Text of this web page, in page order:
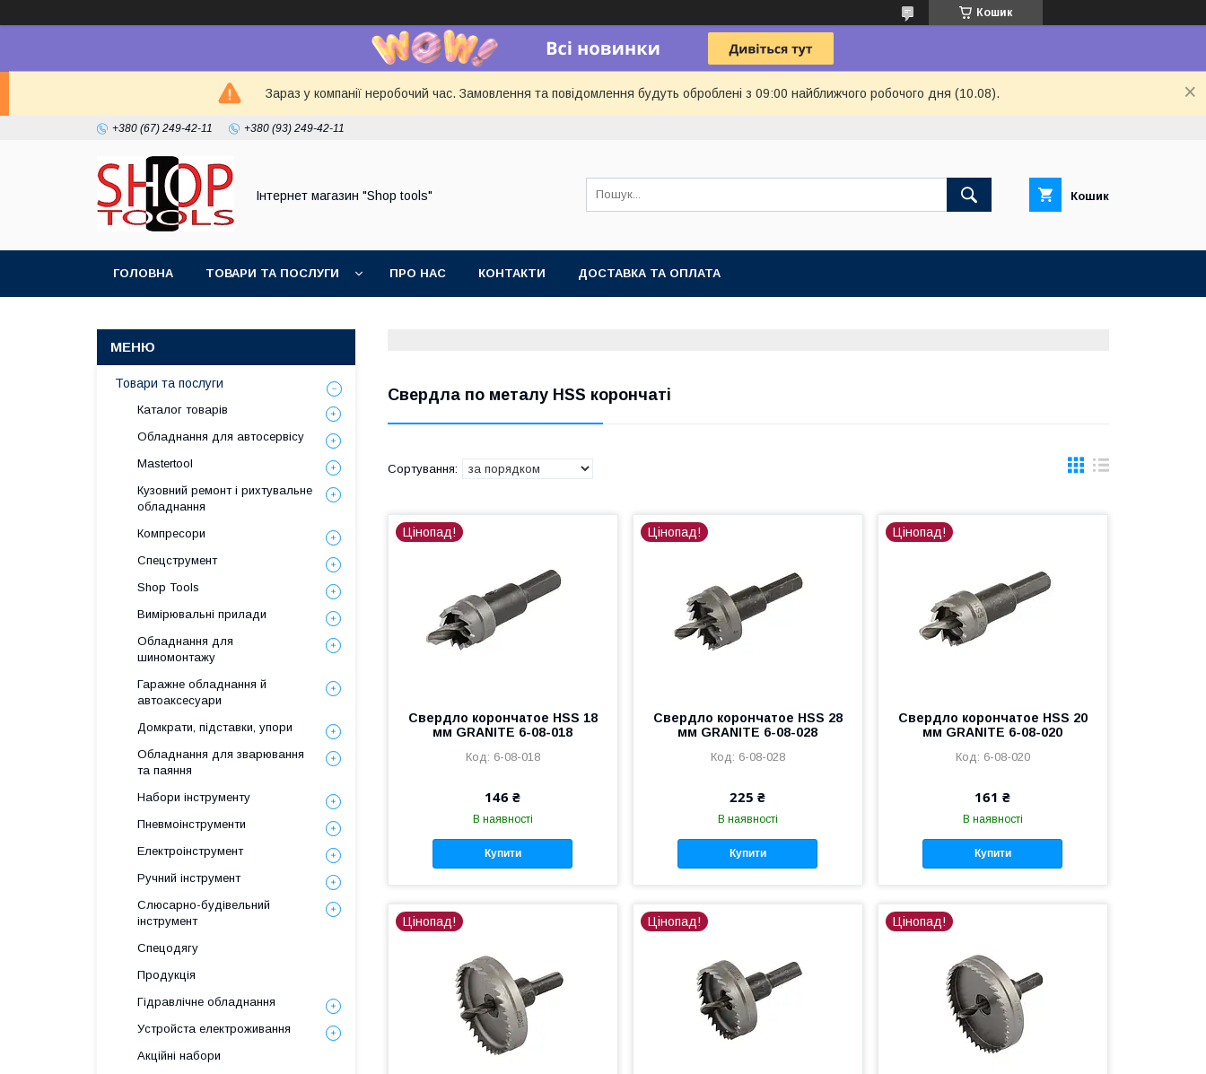
Кошик
Зараз у компанії неробочий час. Замовлення та повідомлення будуть оброблені з 09:00 найближчого робочого дня (10.08).
+380 (67) 249-42-11 +380 (93) 249-42-11
Інтернет магазин "Shop tools" Кошик
ГОЛОВНА ТОВАРИ ТА ПОСЛУГИ ПРО НАС КОНТАКТИ ДОСТАВКА ТА ОПЛАТА
Свердла по металу HSS корончаті
Цінопад!
Свердло корончатое HSS 18
мм GRANITE 6-08-018
6-08-018
146 ₴
В наявності
Купити
Цінопад!
Свердло корончатое HSS 28
мм GRANITE 6-08-028
6-08-028
225 ₴
В наявності
Купити
Цінопад!
Свердло корончатое HSS 20
мм GRANITE 6-08-020
6-08-020
161 ₴
В наявності
Купити
Цінопад! Цінопад! Цінопад!
Товари та послуги
Каталог товарів
Обладнання для автосервісу
Mastertool
Кузовний ремонт і рихтувальне
обладнання
Компресори
Спецструмент
Shop Tools
Вимірювальні прилади
Обладнання для
шиномонтажу
Гаражне обладнання й
автоаксесуари
Домкрати, підставки, упори
Обладнання для зварювання
та паяння
Набори інструменту
Пневмоінструменти
Електроінструмент
Ручний інструмент
Слюсарно-будівельний
інструмент
Спецодягу
Продукція
Гідравлічне обладнання
Уcтpoйстa елeктpoживання
Акційні набори